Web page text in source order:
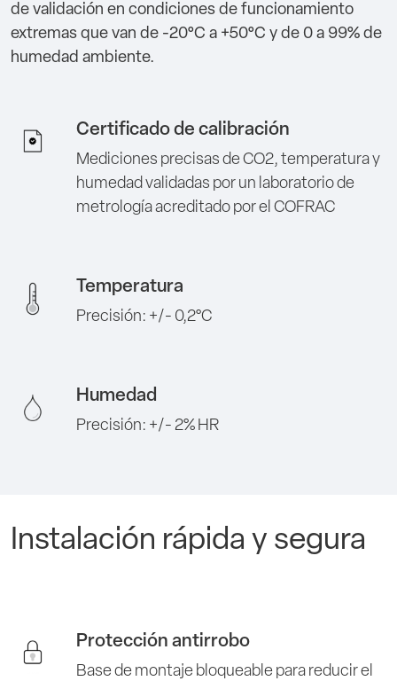
de validación en condiciones de funcionamiento
extremas que van de -20°C a +50°C y de 0 a 99% de
humedad ambiente.
Certificado de calibración
Mediciones precisas de CO2, temperatura y
humedad validadas por un laboratorio de
metrología acreditado por el COFRAC
Temperatura
Precisión: +/- 0,2°C
Humedad
Precisión: +/- 2% HR
Instalación rápida y segura
Protección antirrobo
Base de montaje bloqueable para reducir el